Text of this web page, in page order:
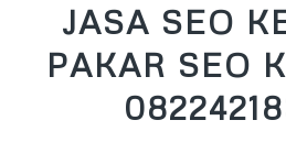
JASA SEO
PAKAR SEO